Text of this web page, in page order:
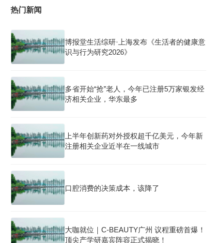
热门新闻
博报堂生活综研·上海发布《生活者的健康意
识与行为研究2026》
多省开始“抢”老人，今年已注册5万家银发经
济相关企业，华东最多
上半年创新药对外授权超千亿美元，今年新
注册相关企业近半在一线城市
口腔消费的决策成本，该降了
大咖就位｜C-BEAUTY广州 议程重磅首爆！
顶尖产学研嘉宾阵容正式揭晓！